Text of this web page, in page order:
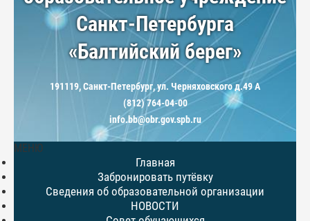
Санкт-Петербурга
«Балтийский берег»
191119, Санкт-Петербург, ул. Черняховского д.49 А
(812) 764-04-00
info.bb@obr.gov.spb.ru
МЕНЮ
Главная
Забронировать путёвку
Сведения об образовательной организации
НОВОСТИ